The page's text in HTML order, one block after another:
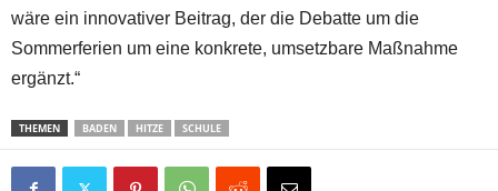
wäre ein innovativer Beitrag, der die Debatte um die
Sommerferien um eine konkrete, umsetzbare Maßnahme
ergänzt.“
THEMEN BADEN HITZE SCHULE